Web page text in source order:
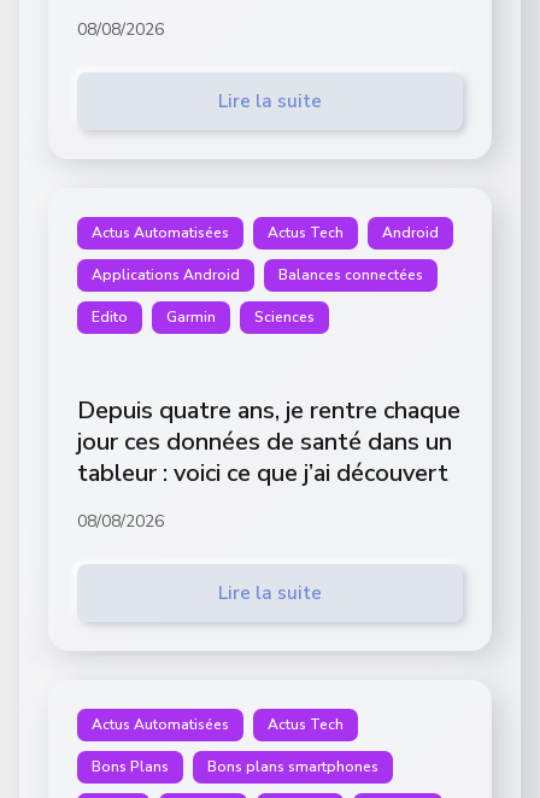
08/08/2026
Lire la suite
Actus Automatisées Actus Tech Android
Applications Android Balances connectées
Edito Garmin Sciences
Depuis quatre ans, je rentre chaque
jour ces données de santé dans un
tableur : voici ce que j’ai découvert
08/08/2026
Lire la suite
Actus Automatisées Actus Tech
Bons Plans Bons plans smartphones